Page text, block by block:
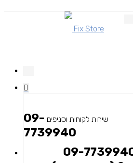
שירות לקוחות וסניפים 09-
7739940
09-